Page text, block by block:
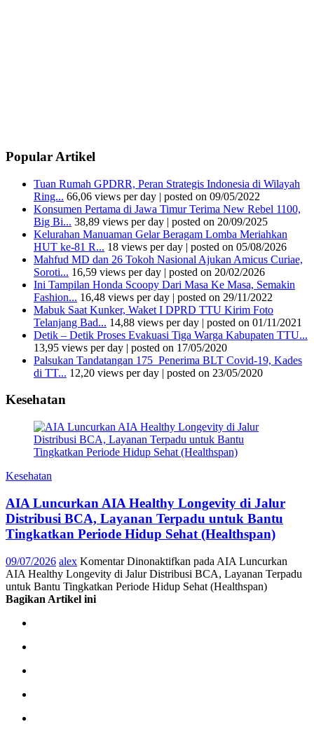
Popular Artikel
Tuan Rumah GPDRR, Peran Strategis Indonesia di Wilayah
Ring... 66,06 views per day | posted on 09/05/2022
Konsumen Pertama di Jawa Timur Terima New Rebel 1100,
Big Bi... 38,89 views per day | posted on 20/09/2025
Kelurahan Manuaman Gelar Beragam Lomba Meriahkan
HUT ke-81 R... 18 views per day | posted on 05/08/2026
Mahfud MD dan 26 Tokoh Nasional Ajukan Amicus Curiae,
Soroti... 16,59 views per day | posted on 20/02/2026
Ini Tampilan Honda Scoopy Dari Masa Ke Masa, Semakin
Fashion... 16,48 views per day | posted on 29/11/2022
Mabuk Saat Kunker, Waket I DPRD TTU Kirim Foto
Telanjang Bad... 14,88 views per day | posted on 01/11/2021
Detik – Detik Proses Evakuasi Tiga Warga Kabupaten TTU...
13,95 views per day | posted on 17/05/2020
Palsukan Tandatangan 175 Penerima BLT Covid-19, Kades
di TT... 12,20 views per day | posted on 23/05/2020
Kesehatan
Kesehatan
AIA Luncurkan AIA Healthy Longevity di Jalur
Distribusi BCA, Layanan Terpadu untuk Bantu
Tingkatkan Periode Hidup Sehat (Healthspan)
09/07/2026 alex Komentar Dinonaktifkan pada AIA Luncurkan
AIA Healthy Longevity di Jalur Distribusi BCA, Layanan Terpadu
untuk Bantu Tingkatkan Periode Hidup Sehat (Healthspan)
Bagikan Artikel ini